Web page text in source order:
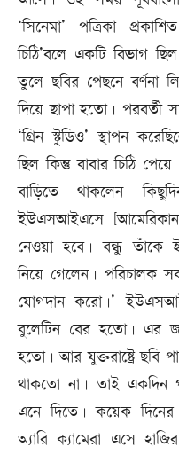
‘সিনেমা’ পত্রিকা
চিঠি’বলে একটি বিভাগ
তুলে ছবির পেছনে বর্ণনা
দিয়ে ছাপা হতো। পরবর্তী
‘গ্রিন স্টুডিও’ স্থাপন
ছিল কিন্তু বাবার চিঠি
বাড়িতে থাকলেন
ইউএসআইএসে [আমেরিকান
নেওয়া হবে। বন্ধু তাঁকে
নিয়ে গেলেন। পরিচালক
যোগদান করো।’
বুলেটিন বের হতো। এর
হতো। আর যুক্তরাষ্ট্রে ছবি
থাকতো না। তাই একদিন
এনে দিতে। কয়েক দিনের
অ্যারি ক্যামেরা এসে